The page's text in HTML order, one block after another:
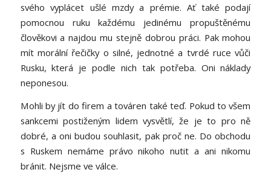
svého vyplácet ušlé mzdy a prémie. Ať také podají
pomocnou ruku každému jedinému propuštěnému
člověkovi a najdou mu stejně dobrou práci. Pak mohou
mít morální řečičky o silné, jednotné a tvrdé ruce vůči
Rusku, která je podle nich tak potřeba. Oni náklady
neponesou.
Mohli by jít do firem a továren také teď. Pokud to všem
sankcemi postiženým lidem vysvětlí, že je to pro ně
dobré, a oni budou souhlasit, pak proč ne. Do obchodu
s Ruskem nemáme právo nikoho nutit a ani nikomu
bránit. Nejsme ve válce.